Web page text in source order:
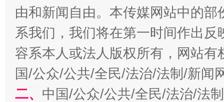
由和新闻自由。本传媒网站中的
系我们，我们将在第一时间作出
容系本人或法人版权所有，网站
国/公众/公共/全民/法治/法制/新闻
二、 中国/公众/公共/全民/法治/法